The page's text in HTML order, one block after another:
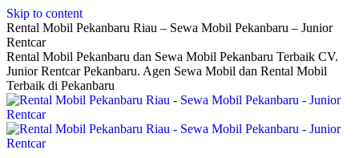
Skip to content
Rental Mobil Pekanbaru Riau – Sewa Mobil Pekanbaru – Junior
Rentcar
Rental Mobil Pekanbaru dan Sewa Mobil Pekanbaru Terbaik CV.
Junior Rentcar Pekanbaru. Agen Sewa Mobil dan Rental Mobil
Terbaik di Pekanbaru